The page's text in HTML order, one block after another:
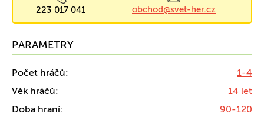
223 017 041 obchod@svet-her.cz
PARAMETRY
Počet hráčů:
1-4
Věk hráčů:
14 let
Doba hraní:
90-120